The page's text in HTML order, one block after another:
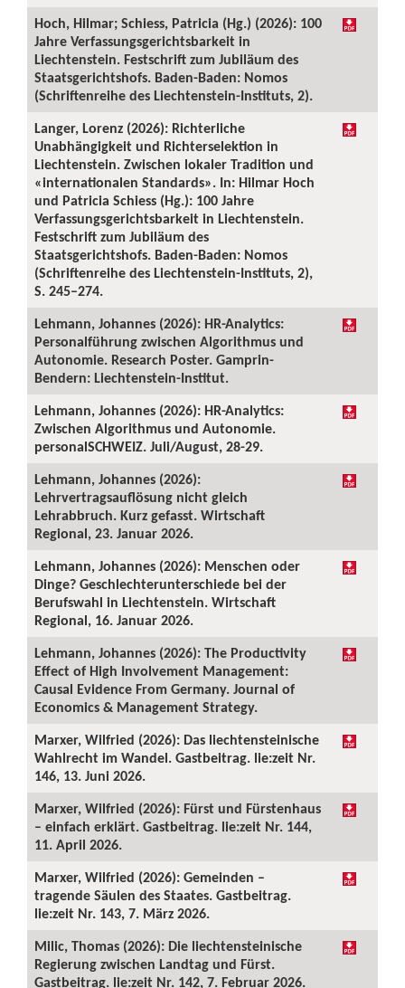
Hoch, Hilmar; Schiess, Patricia (Hg.) (2026): 100
Jahre Verfassungsgerichtsbarkeit in
Liechtenstein. Festschrift zum Jubiläum des
Staatsgerichtshofs. Baden-Baden: Nomos
(Schriftenreihe des Liechtenstein-Instituts, 2).
Langer, Lorenz (2026): Richterliche
Unabhängigkeit und Richterselektion in
Liechtenstein. Zwischen lokaler Tradition und
«internationalen Standards». In: Hilmar Hoch
und Patricia Schiess (Hg.): 100 Jahre
Verfassungsgerichtsbarkeit in Liechtenstein.
Festschrift zum Jubiläum des
Staatsgerichtshofs. Baden-Baden: Nomos
(Schriftenreihe des Liechtenstein-Instituts, 2),
S. 245–274.
Lehmann, Johannes (2026): HR-Analytics:
Personalführung zwischen Algorithmus und
Autonomie. Research Poster. Gamprin-
Bendern: Liechtenstein-Institut.
Lehmann, Johannes (2026): HR-Analytics:
Zwischen Algorithmus und Autonomie.
personalSCHWEIZ. Juli/August, 28-29.
Lehmann, Johannes (2026):
Lehrvertragsauflösung nicht gleich
Lehrabbruch. Kurz gefasst. Wirtschaft
Regional, 23. Januar 2026.
Lehmann, Johannes (2026): Menschen oder
Dinge? Geschlechterunterschiede bei der
Berufswahl in Liechtenstein. Wirtschaft
Regional, 16. Januar 2026.
Lehmann, Johannes (2026): The Productivity
Effect of High Involvement Management:
Causal Evidence From Germany. Journal of
Economics & Management Strategy.
Marxer, Wilfried (2026): Das liechtensteinische
Wahlrecht im Wandel. Gastbeitrag. lie:zeit Nr.
146, 13. Juni 2026.
Marxer, Wilfried (2026): Fürst und Fürstenhaus
– einfach erklärt. Gastbeitrag. lie:zeit Nr. 144,
11. April 2026.
Marxer, Wilfried (2026): Gemeinden –
tragende Säulen des Staates. Gastbeitrag.
lie:zeit Nr. 143, 7. März 2026.
Milic, Thomas (2026): Die liechtensteinische
Regierung zwischen Landtag und Fürst.
Gastbeitrag. lie:zeit Nr. 142, 7. Februar 2026.